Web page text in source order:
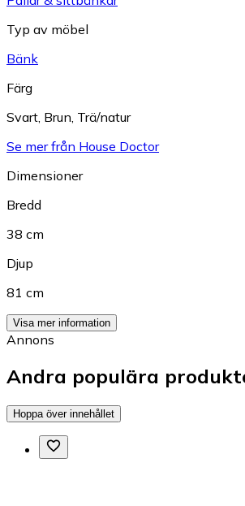
Typ av möbel
Bänk
Färg
Svart Brun Trä/natur
Se mer från House Doctor
Dimensioner
Bredd
38 cm
Djup
81 cm
Visa mer information
Annons
Andra populära
Hoppa över innehållet